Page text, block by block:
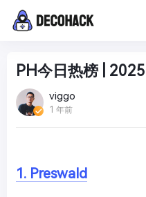
PH今日热榜 |
viggo
1 年前
1. Preswald